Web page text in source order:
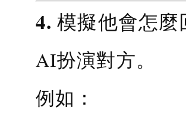
4. 模擬他會怎麼
AI扮演對方。
例如：